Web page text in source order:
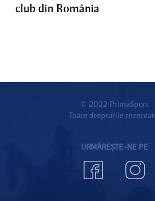
club din România
© 2022 PrimaSport
Toate drepturile
URMĂREȘTE-NE PE